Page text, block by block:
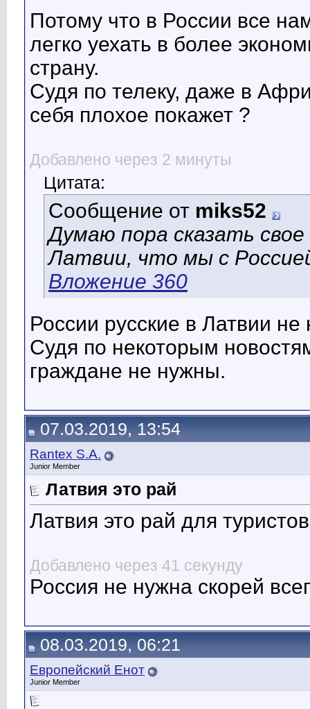
Потому что в России все
легко уехать в более
страну.
Судя по телеку, даже в
себя плохое покажет ?
Добавлено через 2 минуты
Цитата:
Сообщение от miks52
Думаю пора сказать
Латвии, что мы с
Вложение 360
России русские в Латвии
Судя по некоторым
граждане не нужны.
07.03.2019, 13:54
Rantex S.A.
Junior Member
Латвия это рай
Латвия это рай для туристов
Добавлено через 41 секунду
Россия не нужна скорей
08.03.2019, 06:21
Европейский Енот
Junior Member